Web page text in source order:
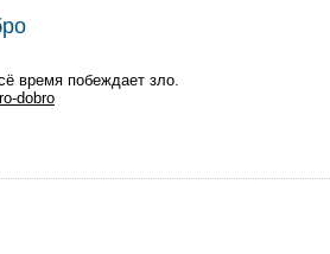
время побеждает зло.
dobro